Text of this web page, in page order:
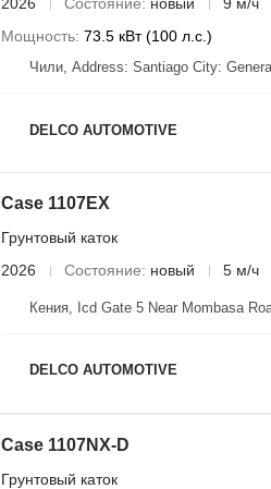
Мощность 73.5 кВт (100 л.с.)
Чили, Address: Santiago City:
DELCO AUTOMOTIVE
Case 1107EX
Грунтовый каток
2026
Состояние новый 5 м/ч
Кения, Icd Gate 5 Near Mombasa
DELCO AUTOMOTIVE
Case 1107NX-D
Грунтовый каток